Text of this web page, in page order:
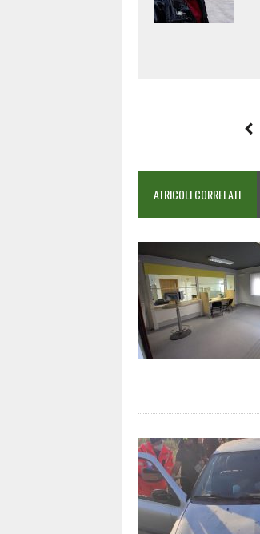
ATRICOLI CORRELATI